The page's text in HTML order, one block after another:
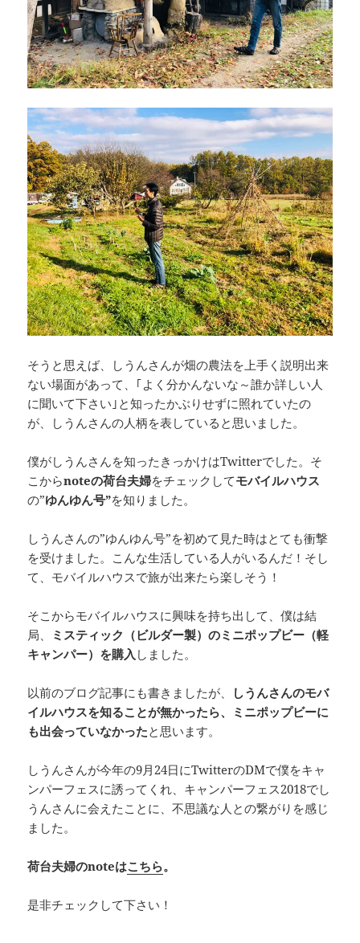
そうと思えば、しうんさんが畑の農法を上手く説明出来
ない場面があって、｢よく分かんないな～誰か詳しい人
に聞いて下さい｣と知ったかぶりせずに照れていたの
が、しうんさんの人柄を表していると思いました。
僕がしうんさんを知ったきっかけはTwitterでした。そ
こからnoteの荷台夫婦をチェックしてモバイルハウス
の”ゆんゆん号”を知りました。
しうんさんの”ゆんゆん号”を初めて見た時はとても衝撃
を受けました。こんな生活している人がいるんだ！そし
て、モバイルハウスで旅が出来たら楽しそう！
そこからモバイルハウスに興味を持ち出して、僕は結
局、
ミスティック（ビルダー製）のミニポップビー（軽
キャンパー）を購入 しました。
以前のブログ記事にも書きましたが、
しうんさんのモバ
イルハウスを知ることが無かったら、ミニポップビーに
も出会っていなかったと思います。
しうんさんが今年の9月24日にTwitterのDMで僕をキャ
ンパーフェスに誘ってくれ、キャンパーフェス2018でし
うんさんに会えたことに、不思議な人との繋がりを感じ
ました。
荷台夫婦のnoteはこちら。
是非チェックして下さい！